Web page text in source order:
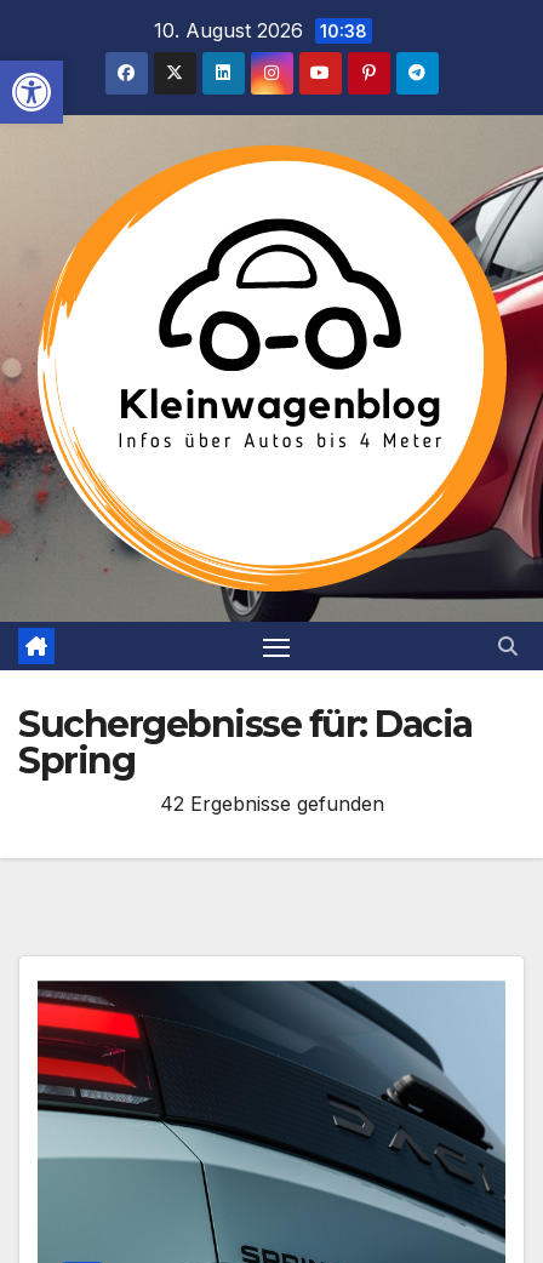
Werkzeugleiste öffnen
springen
10. August 2026 10:38
Suchergebnisse für: Dacia
Spring
42 Ergebnisse gefunden